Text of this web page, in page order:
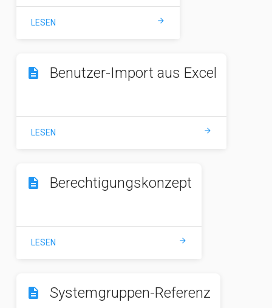
LESEN arrow_forward
description Benutzer-Import aus Excel
LESEN arrow_forward
description Berechtigungskonzept
LESEN arrow_forward
description Systemgruppen-Referenz